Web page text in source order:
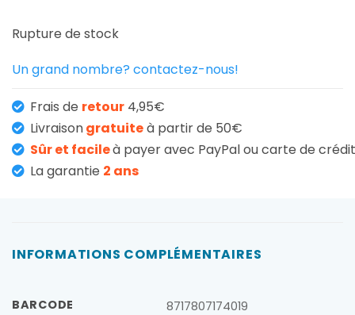
Rupture de stock
Un grand nombre? contactez-nous!
Frais de retour 4,95€
Livraisongratuiteà partir de 50€
Sûr et facileà payer avec PayPal ou carte de crédit
La garantie 2 ans
INFORMATIONS COMPLÉMENTAIRES
BARCODE 8717807174019